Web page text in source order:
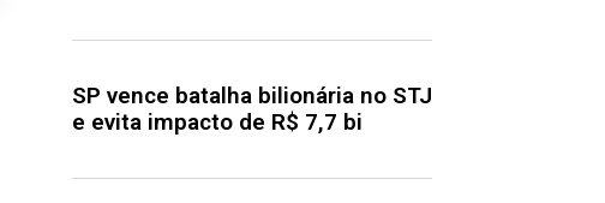
SP vence batalha bilionária no STJ
e evita impacto de R$ 7,7 bi